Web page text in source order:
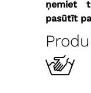
ņemiet
pasūtīt